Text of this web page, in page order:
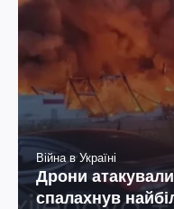
Війна в Україні
Дрони
спалахнув